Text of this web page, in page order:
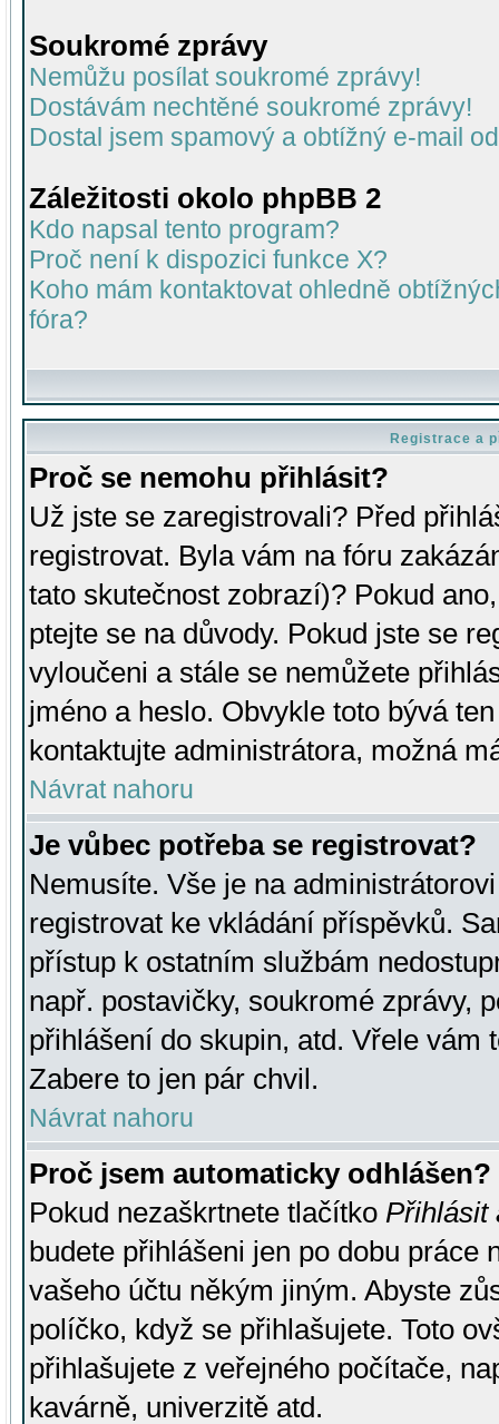
Soukromé zprávy
Nemůžu posílat soukromé zprávy!
Dostávám nechtěné soukromé zprávy!
Dostal jsem spamový a obtížný e-mail
Záležitosti okolo phpBB 2
Kdo napsal tento program?
Proč není k dispozici funkce X?
Koho mám kontaktovat ohledně
fóra?
Registrace a
Proč se nemohu přihlásit?
Už jste se zaregistrovali? Před
registrovat. Byla vám na fóru
tato skutečnost zobrazí)? Pokud
ptejte se na důvody. Pokud jste se
vyloučeni a stále se nemůžete
jméno a heslo. Obvykle toto bývá
kontaktujte administrátora, možná
Návrat nahoru
Je vůbec potřeba se registrovat?
Nemusíte. Vše je na
registrovat ke vkládání příspěvků.
přístup k ostatním službám
např. postavičky, soukromé zprávy,
přihlášení do skupin, atd. Vřele vám
Zabere to jen pár chvil.
Návrat nahoru
Proč jsem automaticky odhlášen?
Pokud nezaškrtnete tlačítko Přihlásit
budete přihlášeni jen po dobu práce
vašeho účtu někým jiným. Abyste
políčko, když se přihlašujete. Toto
přihlašujete z veřejného počítače,
kavárně, univerzitě atd.